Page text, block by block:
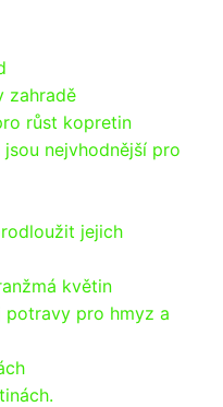
zahradě
růst kopretin
nejvhodnější pro
jejich
květin
potravy pro hmyz a